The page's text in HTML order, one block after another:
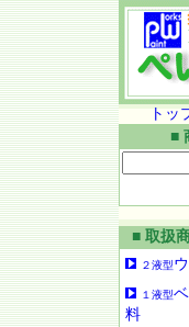
トッ
■
■ 取扱
２液型
１液型
料